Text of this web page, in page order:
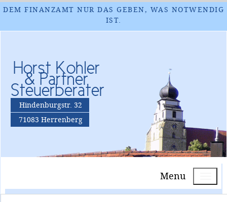
DEM FINANZAMT NUR DAS GEBEN, WAS NOTWENDIG
IST.
Horst Kohler
& Partner
Steuerberater
Hindenburgstr. 32
71083 Herrenberg
Menu